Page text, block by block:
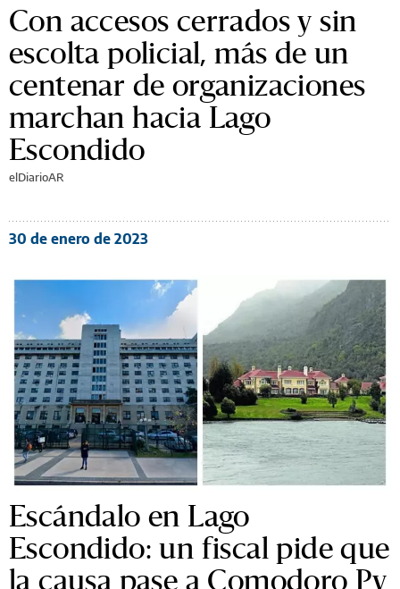
Con accesos cerrados y sin
escolta policial, más de un
centenar de organizaciones
marchan hacia Lago
Escondido
elDiarioAR
30 de enero de 2023
Escándalo en Lago
Escondido: un fiscal pide que
la causa pase a Comodoro Py